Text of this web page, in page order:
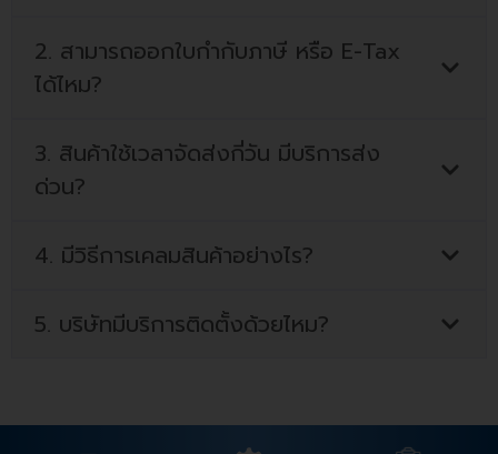
2. สามารถออกใบกำกับภาษี หรือ E-Tax
ได้ไหม?
3. สินค้าใช้เวลาจัดส่งกี่วัน มีบริการส่ง
ด่วน?
4. มีวิธีการเคลมสินค้าอย่างไร?
5. บริษัทมีบริการติดตั้งด้วยไหม?